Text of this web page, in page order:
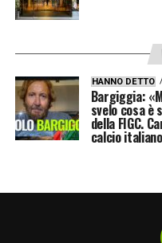
HANNO DETTO
Bargiggia:
svelo cosa è
della FIGC.
calcio